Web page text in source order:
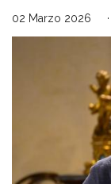
02 Marzo 2026